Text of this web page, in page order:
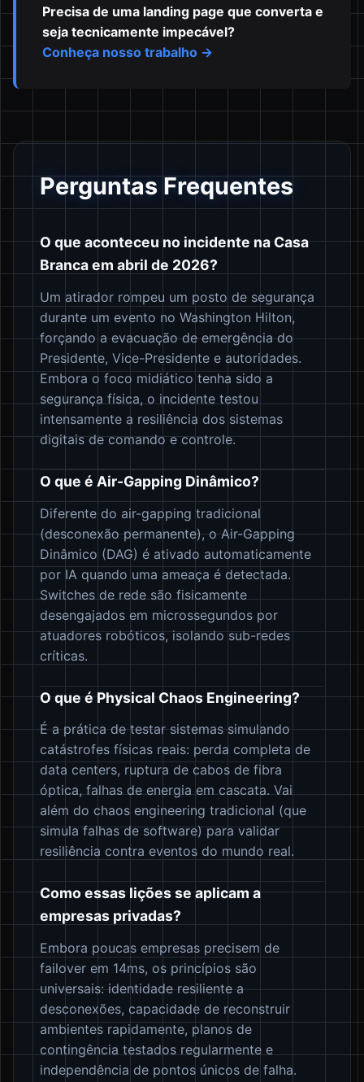
Precisa de uma landing page que converta e
seja tecnicamente impecável?
Conheça nosso trabalho →
Perguntas Frequentes
O que aconteceu no incidente na Casa
Branca em abril de 2026?
Um atirador rompeu um posto de segurança
durante um evento no Washington Hilton,
forçando a evacuação de emergência do
Presidente, Vice-Presidente e autoridades.
Embora o foco midiático tenha sido a
segurança física, o incidente testou
intensamente a resiliência dos sistemas
digitais de comando e controle.
O que é Air-Gapping Dinâmico?
Diferente do air-gapping tradicional
(desconexão permanente), o Air-Gapping
Dinâmico (DAG) é ativado automaticamente
por IA quando uma ameaça é detectada.
Switches de rede são fisicamente
desengajados em microssegundos por
atuadores robóticos, isolando sub-redes
críticas.
O que é Physical Chaos Engineering?
É a prática de testar sistemas simulando
catástrofes físicas reais: perda completa de
data centers, ruptura de cabos de fibra
óptica, falhas de energia em cascata. Vai
além do chaos engineering tradicional (que
simula falhas de software) para validar
resiliência contra eventos do mundo real.
Como essas lições se aplicam a
empresas privadas?
Embora poucas empresas precisem de
failover em 14ms, os princípios são
universais: identidade resiliente a
desconexões, capacidade de reconstruir
ambientes rapidamente, planos de
contingência testados regularmente e
independência de pontos únicos de falha.